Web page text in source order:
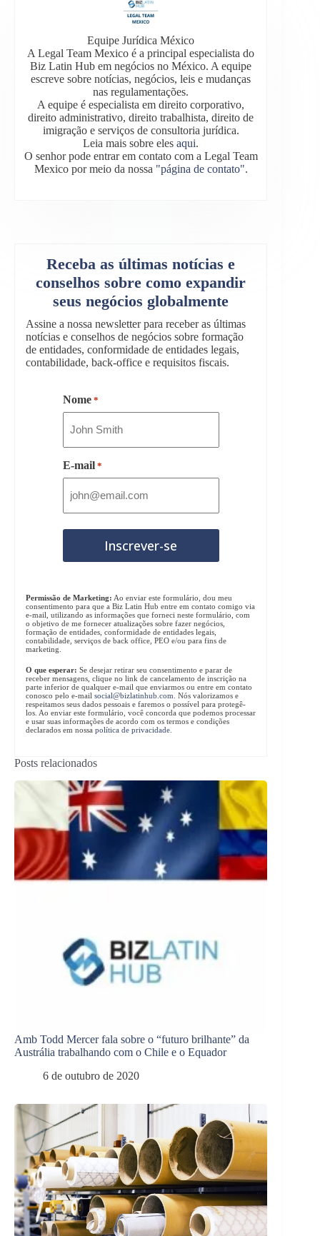
Equipe Jurídica México
A Legal Team Mexico é a principal especialista do
Biz Latin Hub em negócios no México. A equipe
escreve sobre notícias, negócios, leis e mudanças
nas regulamentações.
A equipe é especialista em direito corporativo,
direito administrativo, direito trabalhista, direito de
imigração e serviços de consultoria jurídica.
Leia mais sobre elesaqui.
O senhor pode entrar em contato com a Legal Team
Mexico por meio da nossa "página de contato".
Receba as últimas notícias e
conselhos sobre como expandir
seus negócios globalmente
Assine a nossa newsletter para receber as últimas
notícias e conselhos de negócios sobre formação
de entidades, conformidade de entidades legais,
contabilidade, back-office e requisitos fiscais.
Nome *
E-mail *
Permissão de Marketing: Ao enviar este formulário, dou meu
consentimento para que a Biz Latin Hub entre em contato comigo via
e-mail, utilizando as informações que forneci neste formulário, com
o objetivo de me fornecer atualizações sobre fazer negócios,
formação de entidades, conformidade de entidades legais,
contabilidade, serviços de back office, PEO e/ou para fins de
marketing.
O que esperar: Se desejar retirar seu consentimento e parar de
receber mensagens, clique no link de cancelamento de inscrição na
parte inferior de qualquer e-mail que enviarmos ou entre em contato
conosco pelo e-mail social@bizlatinhub.com . Nós valorizamos e
respeitamos seus dados pessoais e faremos o possível para protegê-
los. Ao enviar este formulário, você concorda que podemos processar
e usar suas informações de acordo com os termos e condições
declarados em nossa política de privacidade
Posts relacionados
Amb Todd Mercer fala sobre o “futuro brilhante” da
Austrália trabalhando com o Chile e o Equador
6 de outubro de 2020